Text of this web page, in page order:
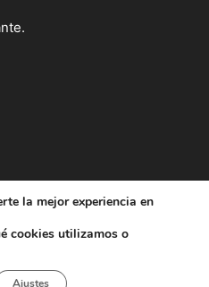
de Informática de Diputación de
la mejor experiencia en
cookies utilizamos o
Ajustes